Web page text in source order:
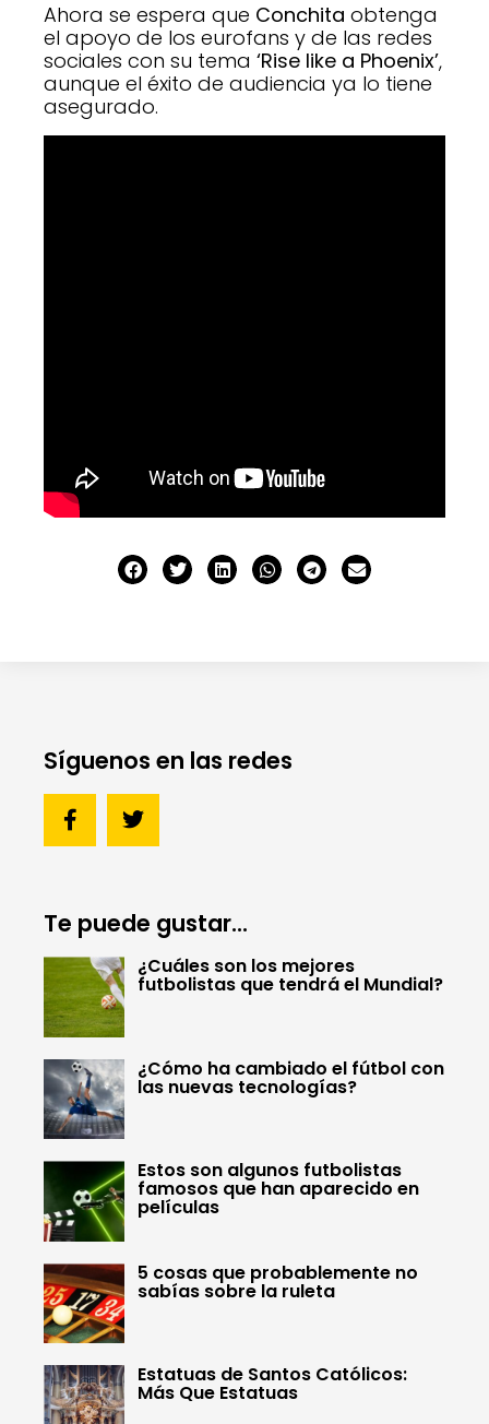
Ahora se espera que Conchita obtenga
el apoyo de los eurofans y de las redes
sociales con su tema ‘Rise like a Phoenix’,
aunque el éxito de audiencia ya lo tiene
asegurado.
Síguenos en las redes
Te puede gustar...
¿Cuáles son los mejores
futbolistas que tendrá el Mundial?
¿Cómo ha cambiado el fútbol con
las nuevas tecnologías?
Estos son algunos futbolistas
famosos que han aparecido en
películas
5 cosas que probablemente no
sabías sobre la ruleta
Estatuas de Santos Católicos:
Más Que Estatuas